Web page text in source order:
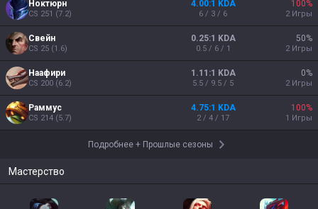
Ноктюрн
CS 251 (7.2)
4.00:1 KDA
6 / 3 / 6
100%
2 Игры
Свейн
CS 25 (1.6)
0.25:1 KDA
0.5 / 6 / 1
50%
2 Игры
Наафири
CS 200 (6.2)
1.11:1 KDA
5.5 / 9.5 / 5
0%
2 Игры
Раммус
CS 214 (5.7)
4.75:1 KDA
2 / 4 / 17
100%
1 Игры
Подробнее + Прошлые сезоны
Мастерство